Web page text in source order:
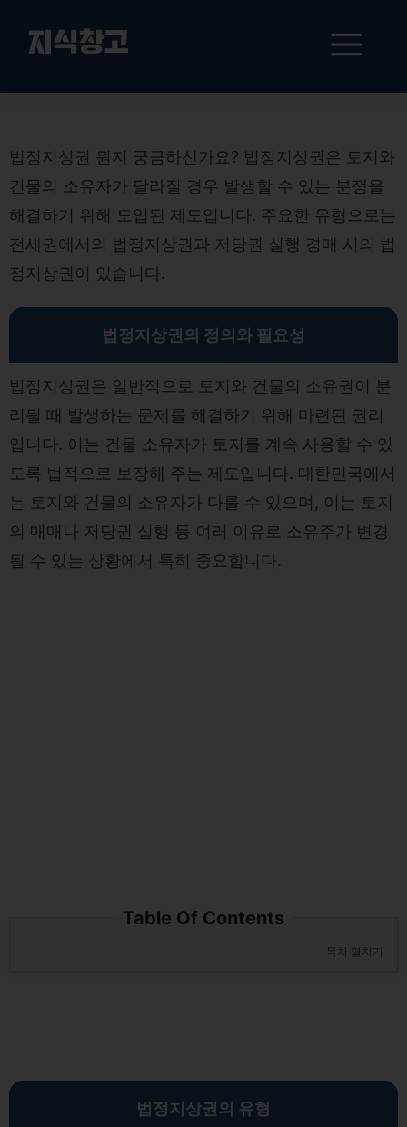
뛰
기
지식창고
메
뉴
법정지상권 뭔지 궁금하신가요? 법정지상권은 토지와
건물의 소유자가 달라질 경우 발생할 수 있는 분쟁을
해결하기 위해 도입된 제도입니다. 주요한 유형으로는
전세권에서의 법정지상권과 저당권 실행 경매 시의 법
정지상권이 있습니다.
법정지상권의 정의와 필요성
법정지상권은 일반적으로 토지와 건물의 소유권이 분
리될 때 발생하는 문제를 해결하기 위해 마련된 권리
입니다. 이는 건물 소유자가 토지를 계속 사용할 수 있
도록 법적으로 보장해 주는 제도입니다. 대한민국에서
는 토지와 건물의 소유자가 다를 수 있으며, 이는 토지
의 매매나 저당권 실행 등 여러 이유로 소유주가 변경
될 수 있는 상황에서 특히 중요합니다.
Table Of Contents
목차 펼치기
법정지상권의 유형